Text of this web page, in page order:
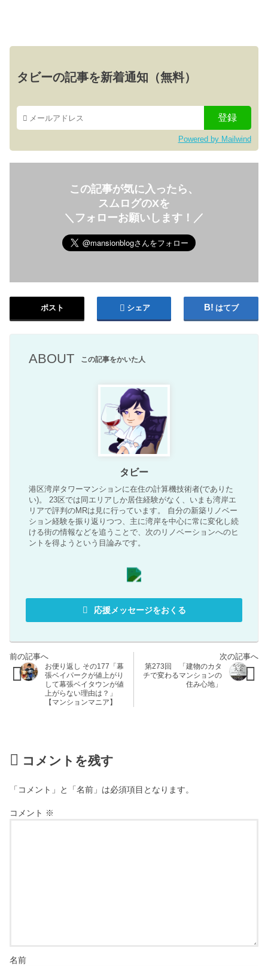
タビーの記事を新着通知（無料）
Powered by Mailwind
この記事が気に入ったら、
スムログのXを
＼フォローお願いします！／
ポスト シェア はてブ
ABOUT この記事をかいた人
タビー
港区湾岸タワーマンションに在住の計算機技術者(でありた
い)。 23区では同エリアしか居住経験がなく、いまも湾岸エ
リアで評判のMRは見に行っています。 自分の新築リノベー
ション経験を振り返りつつ、主に湾岸を中心に常に変化し続
ける街の情報などを追うことで、次のリノベーションへのヒ
ントを得ようという目論みです。
応援メッセージをおくる
お便り返し その177「幕
張ベイパークが値上がり
して幕張ベイタウンが値
上がらない理由は？」
【マンションマニア】
第273回 「建物のカタ
チで変わるマンションの
住み心地」
コメントを残す
「コメント」と「名前」は必須項目となります。
コメント ※
名前